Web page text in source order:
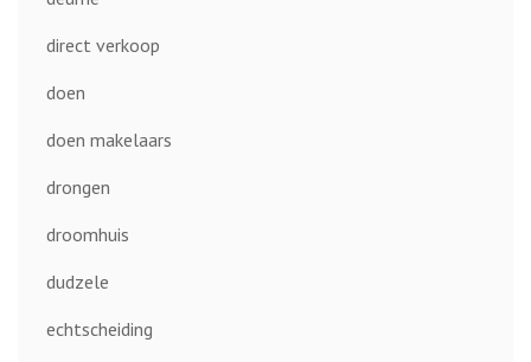
direct verkoop
doen
doen makelaars
drongen
droomhuis
dudzele
echtscheiding